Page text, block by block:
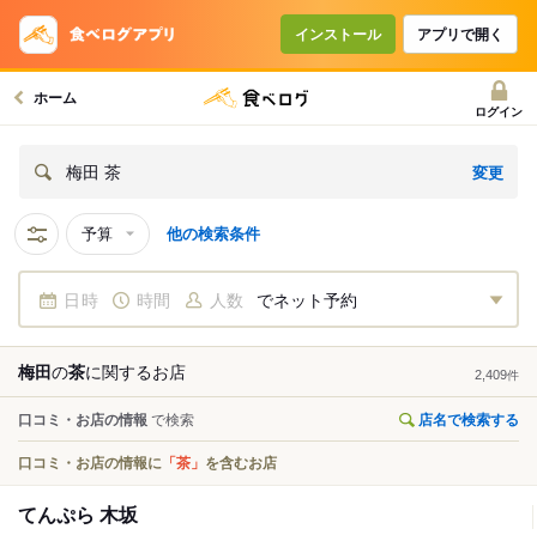
インストール アプリで開く
ホーム
ログイン
梅田 茶 変更
予算 他の検索条件
日時 時間 人数 でネット予約
梅田の茶に関するお店 2,409件
口コミ・お店の情報 で検索 店名で検索する
口コミ・お店の情報に 「茶」 を含むお店
てんぷら 木坂